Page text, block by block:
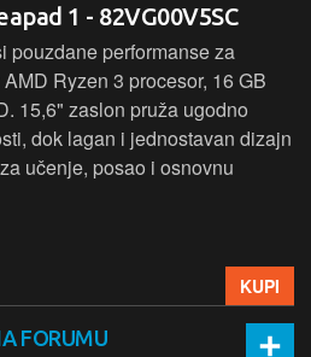
1 - 82VG00V5SC
pouzdane performanse za
Ryzen 3 procesor, 16 GB
15,6" zaslon pruža ugodno
dok lagan i jednostavan dizajn
učenje, posao i osnovnu
KUPI
FORUMU